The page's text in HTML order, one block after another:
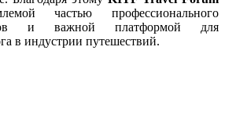
частью профессионального
и важной платформой для
в индустрии путешествий.